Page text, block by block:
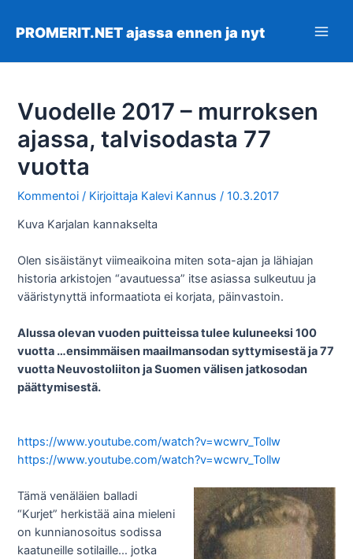
sisältöön
PROMERIT.NET ajassa ennen ja nyt
Vuodelle 2017 – murroksen
ajassa, talvisodasta 77
vuotta
Kommentoi / Kirjoittaja Kalevi Kannus/10.3.2017
Kuva Karjalan kannakselta
Olen sisäistänyt viimeaikoina miten sota-ajan ja lähiajan
historia arkistojen “avautuessa” itse asiassa sulkeutuu ja
vääristynyttä informaatiota ei korjata, päinvastoin.
Alussa olevan vuoden puitteissa tulee kuluneeksi 100
vuotta …ensimmäisen maailmansodan syttymisestä ja 77
vuotta Neuvostoliiton ja Suomen välisen jatkosodan
päättymisestä.
https://www.youtube.com/watch?v=wcwrv_Tollw
https://www.youtube.com/watch?v=wcwrv_Tollw
Tämä venäläien balladi
“Kurjet” herkistää aina mieleni
on kunnianosoitus sodissa
kaatuneille sotilaille… jotka